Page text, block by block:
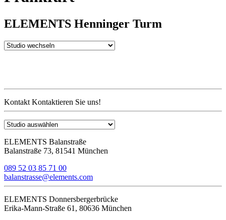
ELEMENTS Henninger Turm
Kontakt Kontaktieren Sie uns!
ELEMENTS Balanstraße
Balanstraße 73, 81541 München
089 52 03 85 71 00
balanstrasse@elements.com
ELEMENTS Donnersbergerbrücke
Erika-Mann-Straße 61, 80636 München